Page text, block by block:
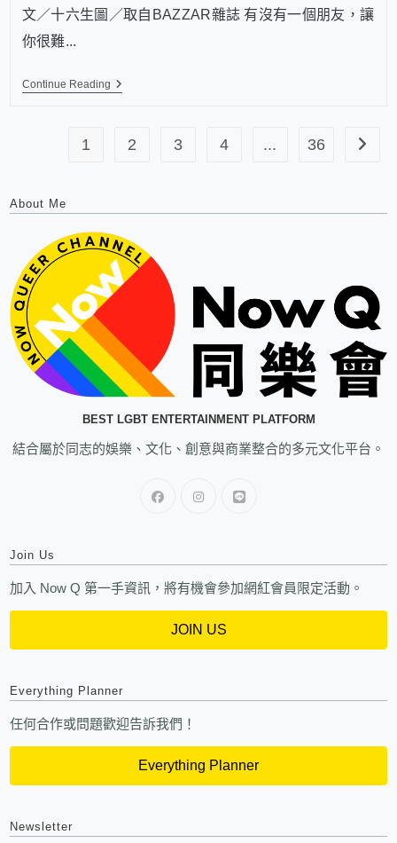
文／十六生圖／取自BAZZAR雜誌 有沒有一個朋友，讓
你很難...
Continue Reading
1 2 3 4 ... 36
About Me
BEST LGBT ENTERTAINMENT PLATFORM
結合屬於同志的娛樂、文化、創意與商業整合的多元文化平台。
Join Us
加入 Now Q 第一手資訊，將有機會參加網紅會員限定活動。
JOIN US
Everything Planner
任何合作或問題歡迎告訴我們！
Everything Planner
Newsletter